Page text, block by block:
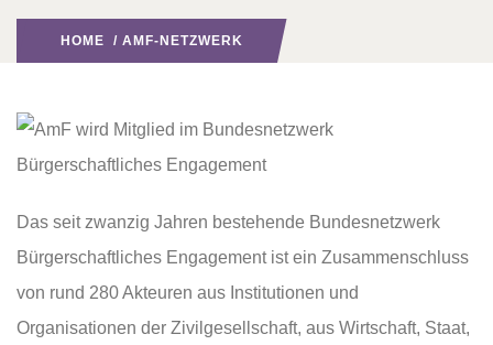
HOME / AMF-NETZWERK
Das seit zwanzig Jahren bestehende Bundesnetzwerk
Bürgerschaftliches Engagement ist ein Zusammenschluss
von rund 280 Akteuren aus Institutionen und
Organisationen der Zivilgesellschaft, aus Wirtschaft, Staat,